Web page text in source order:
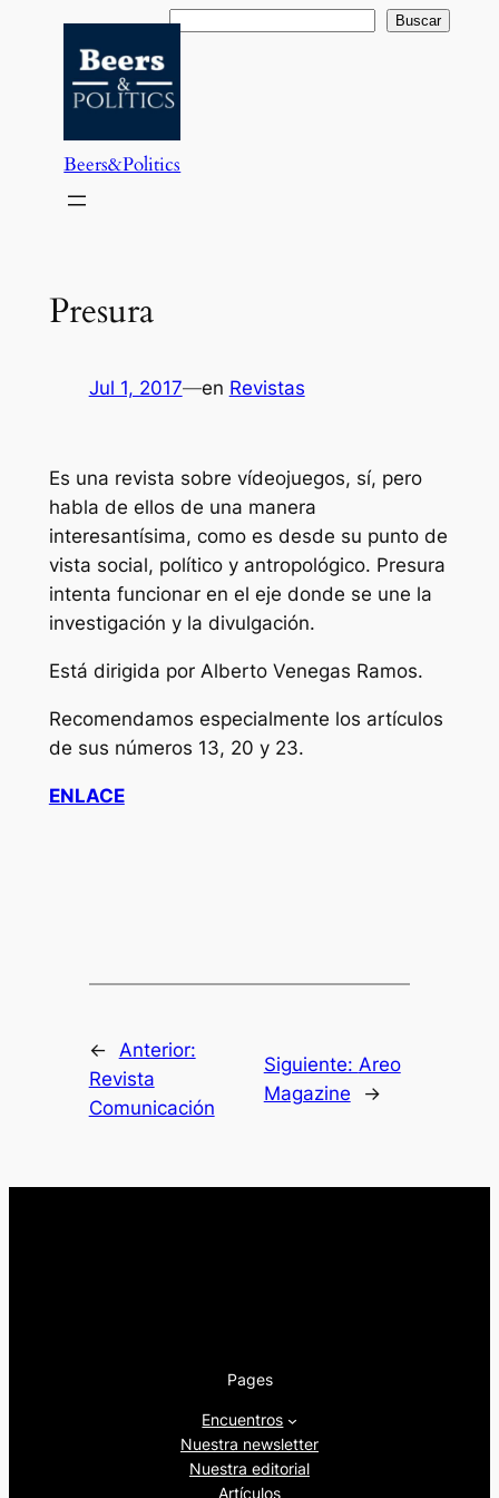
contenido
Buscar Buscar
Beers&Politics
Presura
Jul 1, 2017—en Revistas
Es una revista sobre vídeojuegos, sí, pero
habla de ellos de una manera
interesantísima, como es desde su punto de
vista social, político y antropológico. Presura
intenta funcionar en el eje donde se une la
investigación y la divulgación.
Está dirigida por Alberto Venegas Ramos.
Recomendamos especialmente los artículos
de sus números 13, 20 y 23.
ENLACE
← Anterior:
Revista
Comunicación
Siguiente: Areo
Magazine
→
Pages
Encuentros
Nuestra newsletter
Nuestra editorial
Artículos